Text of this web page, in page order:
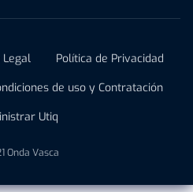
Legal
Política de Privacidad
de uso y Contratación
Utiq
Onda Vasca